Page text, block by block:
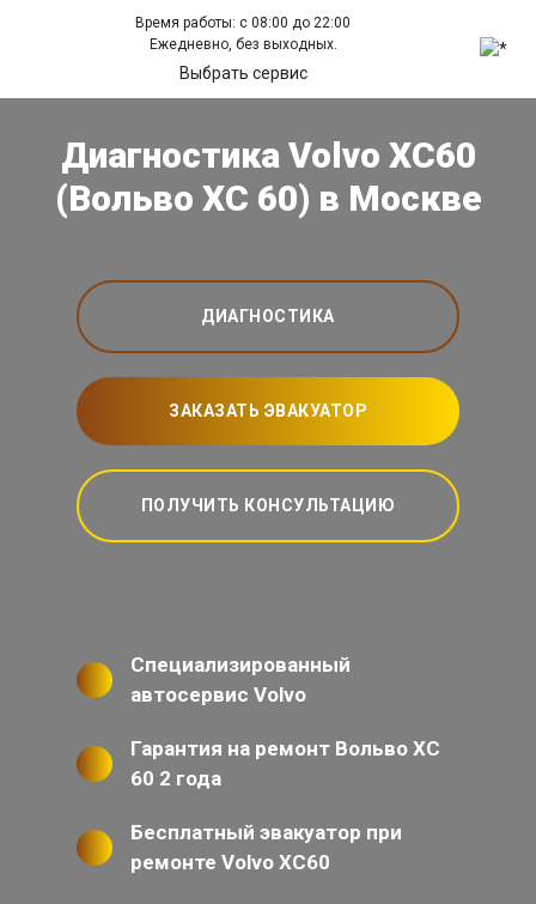
Время работы: с 08:00 до 22:00
Ежедневно, без выходных.
Выбрать сервис
Диагностика Volvo XC60
(Вольво ХС 60) в Москве
ДИАГНОСТИКА
ЗАКАЗАТЬ ЭВАКУАТОР
ПОЛУЧИТЬ КОНСУЛЬТАЦИЮ
Специализированный
автосервис Volvo
Гарантия на ремонт Вольво ХС
60 2 года
Бесплатный эвакуатор при
ремонте Volvo XC60